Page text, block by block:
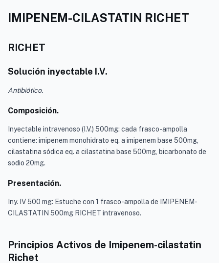
IMIPENEM-CILASTATIN RICHET
RICHET
Solución inyectable I.V.
Antibiótico.
Composición.
Inyectable intravenoso (I.V.) 500mg: cada frasco-ampolla
contiene: imipenem monohidrato eq. a imipenem base 500mg,
cilastatina sódica eq. a cilastatina base 500mg, bicarbonato de
sodio 20mg.
Presentación.
Iny. IV 500 mg: Estuche con 1 frasco-ampolla de IMIPENEM-
CILASTATIN 500mg RICHET intravenoso.
Principios Activos de Imipenem-cilastatin
Richet